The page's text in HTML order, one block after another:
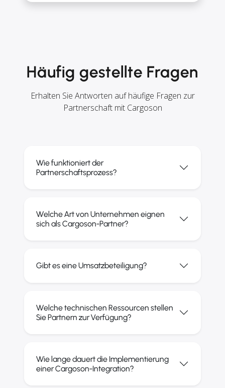
Häufig gestellte Fragen
Erhalten Sie Antworten auf häufige Fragen zur
Partnerschaft mit Cargoson
Wie funktioniert der
Partnerschaftsprozess?
Welche Art von Unternehmen eignen
sich als Cargoson-Partner?
Gibt es eine Umsatzbeteiligung?
Welche technischen Ressourcen stellen
Sie Partnern zur Verfügung?
Wie lange dauert die Implementierung
einer Cargoson-Integration?